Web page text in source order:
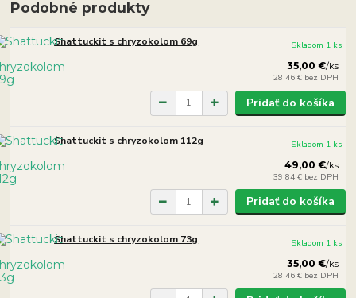
Podobné produkty
Shattuckit s chryzokolom 69g
35,00 €/ks
28,46 € bez DPH
Skladom 1 ks
Pridať do košíka
Shattuckit s chryzokolom 112g
49,00 €/ks
39,84 € bez DPH
Skladom 1 ks
Pridať do košíka
Shattuckit s chryzokolom 73g
35,00 €/ks
28,46 € bez DPH
Skladom 1 ks